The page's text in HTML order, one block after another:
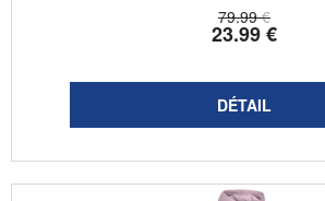
79.99 €
23.99€